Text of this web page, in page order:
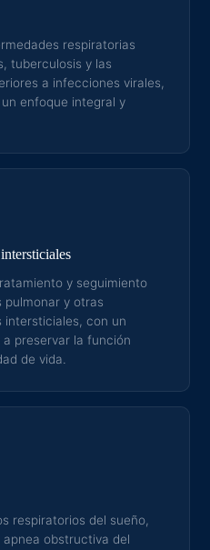
respiratorias
tuberculosis y las
a infecciones virales,
enfoque integral y
y seguimiento
pulmonar y otras
intersticiales, con un
preservar la función
de vida.
respiratorios del sueño,
obstructiva del